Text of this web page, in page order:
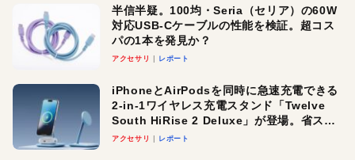
半信半疑。100均・Seria（セリア）の60W
対応USB-Cケーブルの性能を検証。超コス
パの1本を発見か？
アクセサリ レポート
iPhoneとAirPodsを同時に急速充電できる
2-in-1ワイヤレス充電スタンド「Twelve
South HiRise 2 Deluxe」が登場。省スペ
ースでおしゃれに充電したい人にオスス
アクセサリ レポート